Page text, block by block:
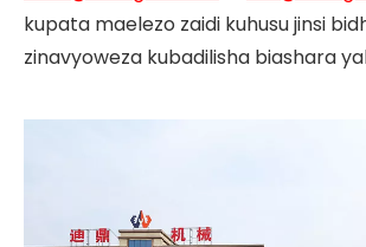
kupata maelezo zaidi kuhusu jinsi
zinavyoweza kubadilisha biashara